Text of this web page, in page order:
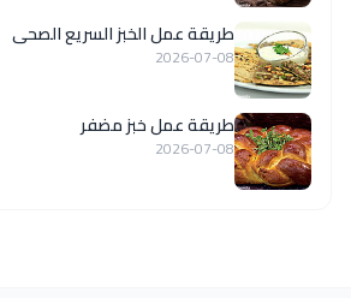
طريقة عمل الخبز السريع الصحى
2026-07-08
طريقة عمل خبز مضفر
2026-07-08